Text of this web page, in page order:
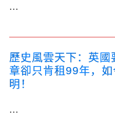
...
歷史風雲天下：英
章卻只肯租99年，
明！
...